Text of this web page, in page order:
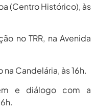
(Centro Histórico), às
no TRR, na Avenida
na Candelária, às 16h.
e diálogo com a